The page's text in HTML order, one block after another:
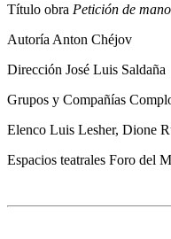
Título obra Petición de mano
Autoría Anton Chéjov
Dirección José Luis Saldaña
Grupos y Compañías
Elenco Luis Lesher, Dione
Espacios teatrales Foro del